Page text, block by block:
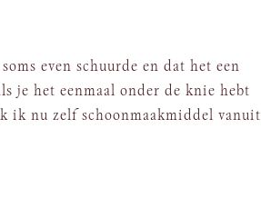
even schuurde en dat het een
je het eenmaal onder de knie hebt
ik nu zelf schoonmaakmiddel vanuit